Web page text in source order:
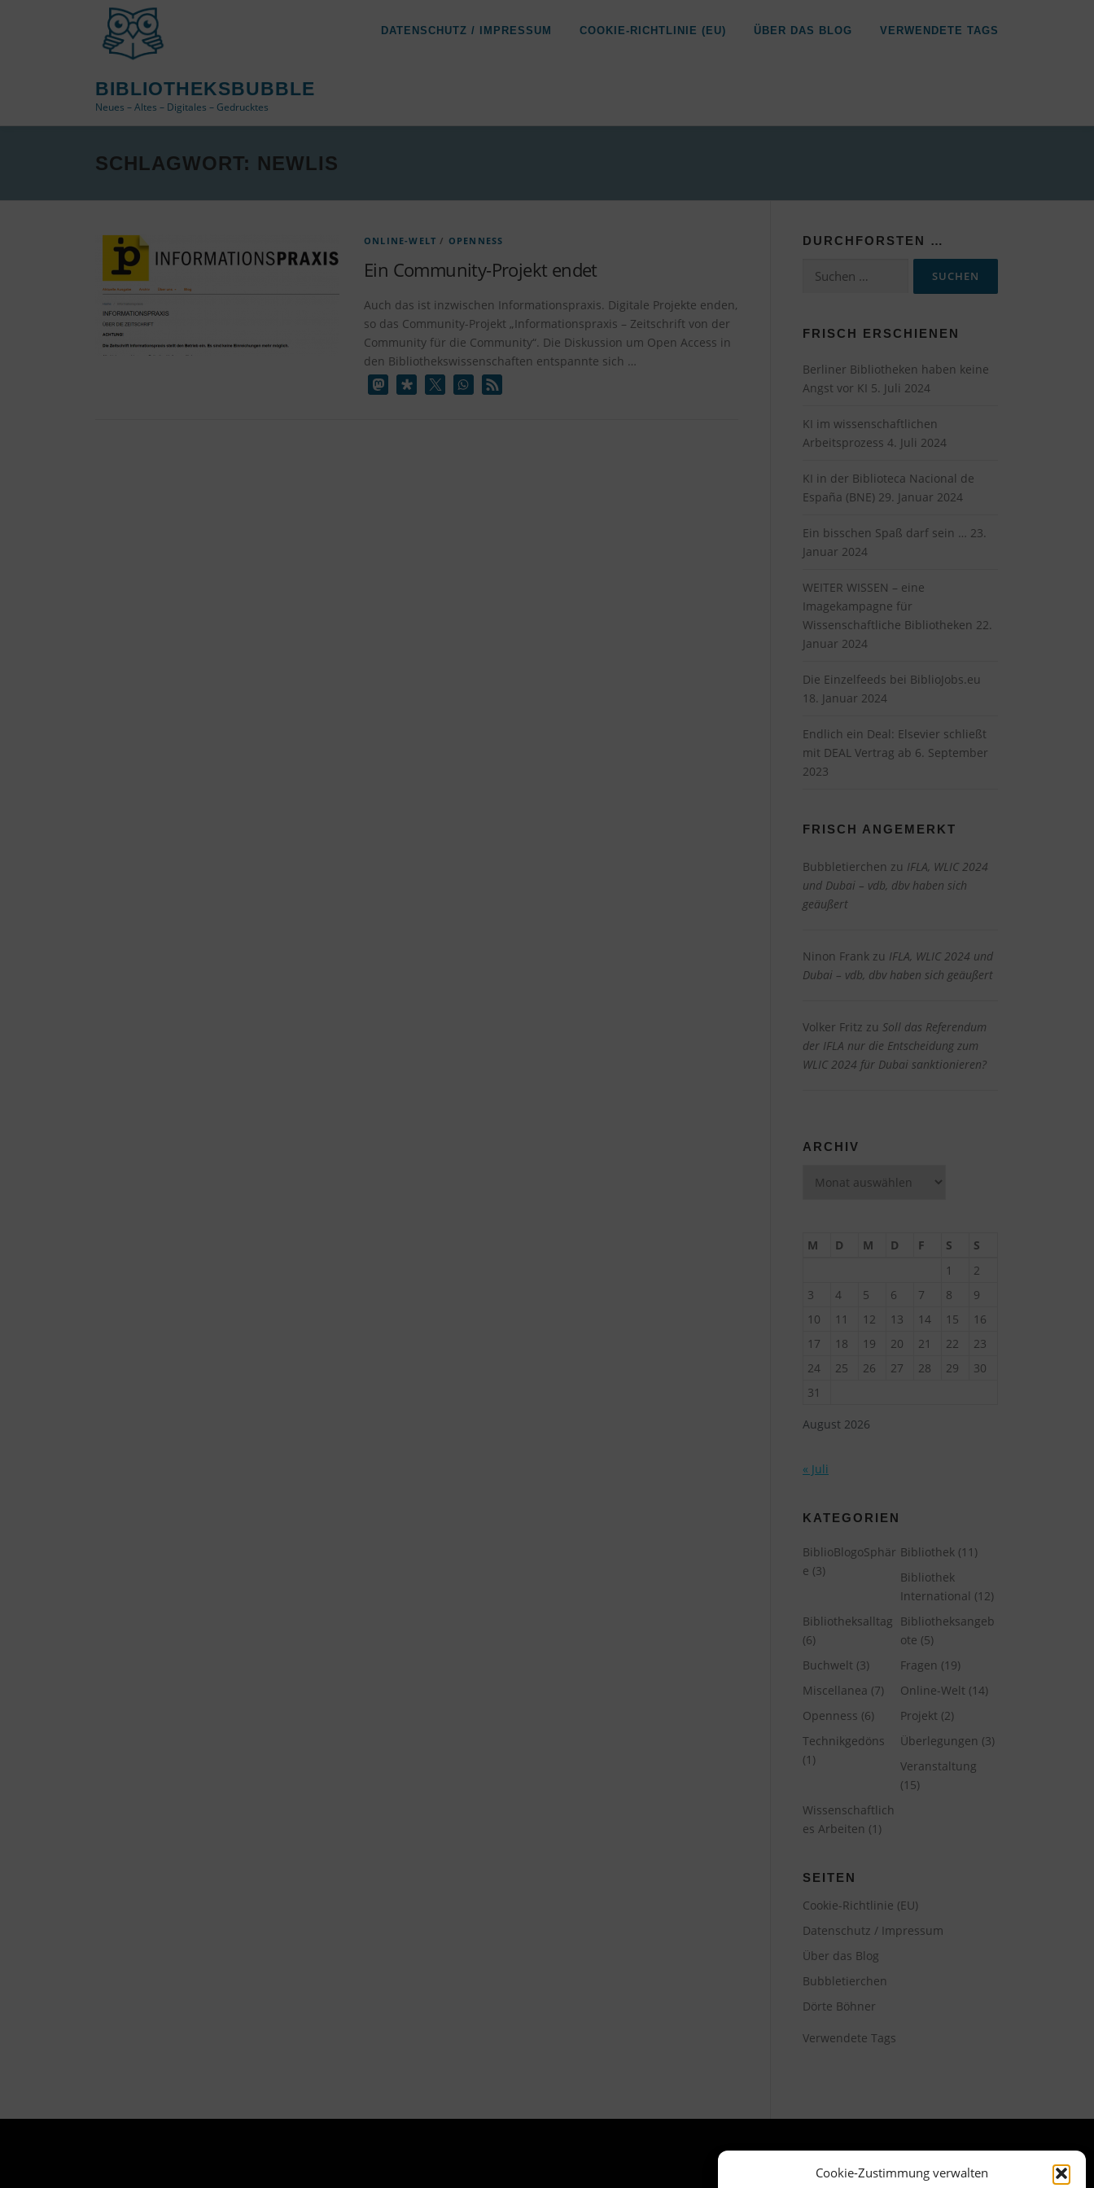
Cookie-Zustimmung verwalten
BIBLIOTHEKSBUBBLE
Neues – Altes – Digitales – Gedrucktes
DATENSCHUTZ / IMPRESSUM COOKIE-RICHTLINIE (EU) ÜBER DAS BLOG VERWENDETE TAGS
SCHLAGWORT: NEWLIS
ONLINE-WELT / OPENNESS
Ein Community-Projekt endet
Auch das ist inzwischen Informationspraxis. Digitale Projekte enden,
so das Community-Projekt „Informationspraxis – Zeitschrift von der
Community für die Community“. Die Diskussion um Open Access in
den Bibliothekswissenschaften entspannte sich …
DURCHFORSTEN …
Suchen
nach:
FRISCH ERSCHIENEN
Berliner Bibliotheken haben keine
Angst vor KI 5. Juli 2024
KI im wissenschaftlichen
Arbeitsprozess 4. Juli 2024
KI in der Biblioteca Nacional de
España (BNE) 29. Januar 2024
Ein bisschen Spaß darf sein … 23.
Januar 2024
WEITER WISSEN – eine
Imagekampagne für
Wissenschaftliche Bibliotheken 22.
Januar 2024
Die Einzelfeeds bei BiblioJobs.eu
18. Januar 2024
Endlich ein Deal: Elsevier schließt
mit DEAL Vertrag ab 6. September
2023
FRISCH ANGEMERKT
Bubbletierchen zu IFLA, WLIC 2024
und Dubai – vdb, dbv haben sich
geäußert
Ninon Frank zu IFLA, WLIC 2024 und
Dubai – vdb, dbv haben sich geäußert
Volker Fritz zu Soll das Referendum
der IFLA nur die Entscheidung zum
WLIC 2024 für Dubai sanktionieren?
ARCHIV
August 2026
M D M D F S
S
1
2
3
4 5 6 7 8
9
10
11 12 13 14 15
16
17
18 19 20 21 22
23
24
25 26 27 28 29
30
31
« Juli
KATEGORIEN
BiblioBlogoSphär
e (3)
Bibliothek (11)
Bibliothek
International (12)
Bibliotheksalltag
(6)
Bibliotheksangeb
ote (5)
Buchwelt (3) Fragen (19)
Miscellanea (7) Online-Welt (14)
Openness (6) Projekt (2)
Technikgedöns
(1)
Überlegungen (3)
Veranstaltung
(15)
Wissenschaftlich
es Arbeiten (1)
SEITEN
Cookie-Richtlinie (EU)
Datenschutz / Impressum
Über das Blog
Bubbletierchen
Dörte Böhner
Verwendete Tags